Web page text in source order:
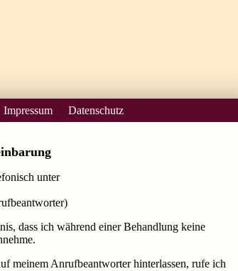
Impressum Datenschutz
unter
dass ich während einer Behandlung keine
meinem Anrufbeantworter hinterlassen, rufe ich